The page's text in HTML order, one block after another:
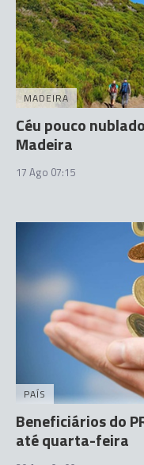
MADEIRA
Céu pouco
Madeira
17 Ago 07:15
PAÍS
Beneficiários do
até quarta-feira